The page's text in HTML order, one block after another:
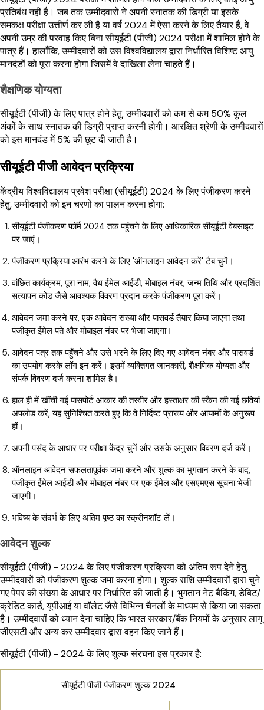
प्रतिबंध नहीं है। जब तक उम्मीदवारों ने अपनी स्नातक की डिग्री या इसके
समकक्ष परीक्षा उत्तीर्ण कर ली है या वर्ष 2024 में ऐसा करने के लिए तैयार हैं, वे
अपनी उम्र की परवाह किए बिना सीयूईटी (पीजी) 2024 परीक्षा में शामिल होने के
पात्र हैं। हालाँकि, उम्मीदवारों को उस विश्वविद्यालय द्वारा निर्धारित विशिष्ट आयु
मानदंडों को पूरा करना होगा जिसमें वे दाखिला लेना चाहते हैं।
शैक्षणिक योग्यता
सीयूईटी (पीजी) के लिए पात्र होने हेतु, उम्मीदवारों को कम से कम 50% कुल
अंकों के साथ स्नातक की डिग्री प्राप्त करनी होगी। आरक्षित श्रेणी के उम्मीदवारों
को इस मानदंड में 5% की छूट दी जाती है।
सीयूईटी पीजी आवेदन प्रक्रिया
केंद्रीय विश्वविद्यालय प्रवेश परीक्षा (सीयूईटी) 2024 के लिए पंजीकरण करने
हेतु, उम्मीदवारों को इन चरणों का पालन करना होगा:
सीयूईटी पंजीकरण फॉर्म 2024 तक पहुंचने के लिए आधिकारिक सीयूईटी वेबसाइट
पर जाएं।
पंजीकरण प्रक्रिया आरंभ करने के लिए 'ऑनलाइन आवेदन करें' टैब चुनें।
वांछित कार्यक्रम, पूरा नाम, वैध ईमेल आईडी, मोबाइल नंबर, जन्म तिथि और प्रदर्शित
सत्यापन कोड जैसे आवश्यक विवरण प्रदान करके पंजीकरण पूरा करें।
आवेदन जमा करने पर, एक आवेदन संख्या और पासवर्ड तैयार किया जाएगा तथा
पंजीकृत ईमेल पते और मोबाइल नंबर पर भेजा जाएगा।
आवेदन पत्र तक पहुँचने और उसे भरने के लिए दिए गए आवेदन नंबर और पासवर्ड
का उपयोग करके लॉग इन करें। इसमें व्यक्तिगत जानकारी, शैक्षणिक योग्यता और
संपर्क विवरण दर्ज करना शामिल है।
हाल ही में खींची गई पासपोर्ट आकार की तस्वीर और हस्ताक्षर की स्कैन की गई छवियां
अपलोड करें, यह सुनिश्चित करते हुए कि वे निर्दिष्ट प्रारूप और आयामों के अनुरूप
हों।
अपनी पसंद के आधार पर परीक्षा केंद्र चुनें और उसके अनुसार विवरण दर्ज करें।
ऑनलाइन आवेदन सफलतापूर्वक जमा करने और शुल्क का भुगतान करने के बाद,
पंजीकृत ईमेल आईडी और मोबाइल नंबर पर एक ईमेल और एसएमएस सूचना भेजी
जाएगी।
भविष्य के संदर्भ के लिए अंतिम पृष्ठ का स्क्रीनशॉट लें।
आवेदन शुल्क
सीयूईटी (पीजी) - 2024 के लिए पंजीकरण प्रक्रिया को अंतिम रूप देने हेतु,
उम्मीदवारों को पंजीकरण शुल्क जमा करना होगा। शुल्क राशि उम्मीदवारों द्वारा चुने
गए पेपर की संख्या के आधार पर निर्धारित की जाती है। भुगतान नेट बैंकिंग, डेबिट/
क्रेडिट कार्ड, यूपीआई या वॉलेट जैसे विभिन्न चैनलों के माध्यम से किया जा सकता
है। उम्मीदवारों को ध्यान देना चाहिए कि भारत सरकार/बैंक नियमों के अनुसार लागू
जीएसटी और अन्य कर उम्मीदवार द्वारा वहन किए जाने हैं।
सीयूईटी (पीजी) - 2024 के लिए शुल्क संरचना इस प्रकार है:
सीयूईटी पीजी पंजीकरण शुल्क 2024